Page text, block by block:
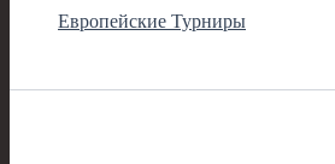
Европейские Турниры